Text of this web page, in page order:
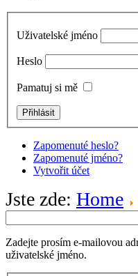
Uživatelské jméno
Heslo
Pamatuj si mě
Zapomenuté heslo?
Zapomenuté jméno?
Vytvořit účet
Jste zde: Home
Zadejte prosím e-mailovou
uživatelské jméno.